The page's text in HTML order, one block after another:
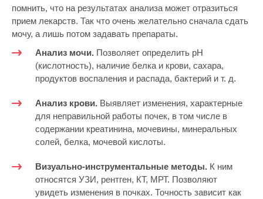
помнить, что на результатах анализа может отразиться
прием лекарств. Так что очень желательно сначала сдать
мочу, а лишь потом задавать препараты.
Анализ мочи. Позволяет определить рН
(кислотность), наличие белка и крови, сахара,
продуктов воспаления и распада, бактерий и т. д.
Анализ крови. Выявляет изменения, характерные
для неправильной работы почек, в том числе в
содержании креатинина, мочевины, минеральных
солей, белка, мочевой кислоты.
Визуально-инструментальные методы. К ним
относятся УЗИ, рентген, КТ, МРТ. Позволяют
увидеть изменения в почках. Точность зависит как